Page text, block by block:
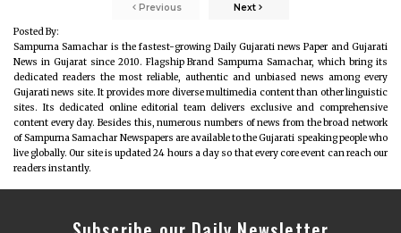
Previous Next
Posted By:
Sampurna Samachar is the fastest-growing Daily Gujarati news Paper and Gujarati
News in Gujarat since 2010. Flagship Brand Sampurna Samachar, which bring its
dedicated readers the most reliable, authentic and unbiased news among every
Gujarati news site. It provides more diverse multimedia content than other linguistic
sites. Its dedicated online editorial team delivers exclusive and comprehensive
content every day. Besides this, numerous numbers of news from the broad network
of Sampurna Samachar Newspapers are available to the Gujarati speaking people who
live globally. Our site is updated 24 hours a day so that every core event can reach our
readers instantly.